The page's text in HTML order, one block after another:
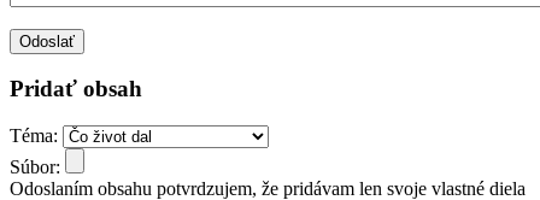
Pridať obsah
Téma:
Súbor:
Odoslaním obsahu potvrdzujem, že pridávam len svoje vlastné diela